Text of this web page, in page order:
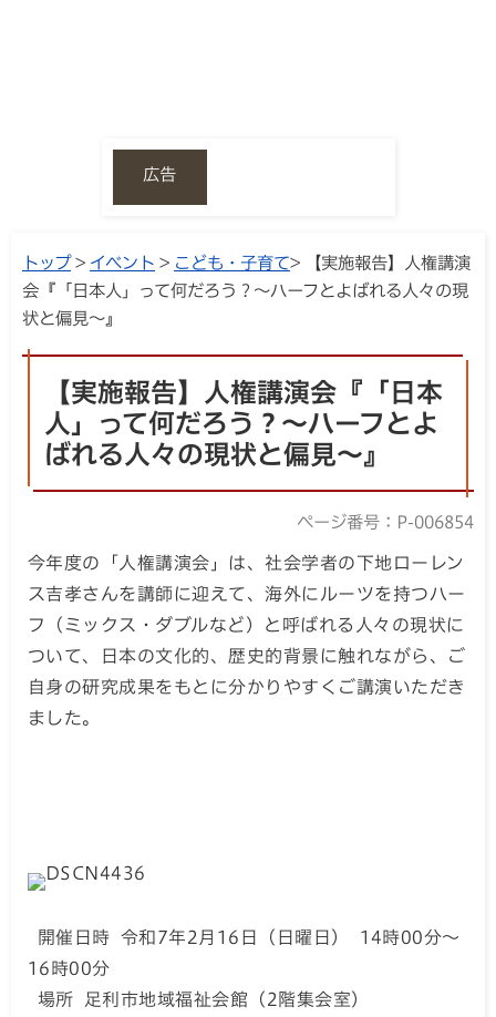
広告
トップ> イベント > こども・子育て> 【実施報告】人権講演
会『「日本人」って何だろう？～ハーフとよばれる人々の現
状と偏見～』
【実施報告】人権講演会『「日本
人」って何だろう？～ハーフとよ
ばれる人々の現状と偏見～』
ページ番号：P-006854
今年度の「人権講演会」は、社会学者の下地ローレン
ス吉孝さんを講師に迎えて、海外にルーツを持つハー
フ（ミックス・ダブルなど）と呼ばれる人々の現状に
ついて、日本の文化的、歴史的背景に触れながら、ご
自身の研究成果をもとに分かりやすくご講演いただき
ました。
開催日時 令和7年2月16日（日曜日） 14時00分～
16時00分
場所 足利市地域福祉会館（2階集会室）